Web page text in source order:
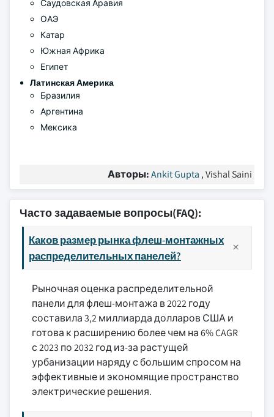
Саудовская Аравия
ОАЭ
Катар
Южная Африка
Египет
Латинская Америка
Бразилия
Аргентина
Мексика
Авторы:Ankit Gupta , Vishal Saini
Часто задаваемые вопросы(FAQ):
Каков размер рынка флеш-монтажных
распределительных панелей?
Рыночная оценка распределительной
панели для флеш-монтажа в 2022 году
составила 3,2 миллиарда долларов США и
готова к расширению более чем на 6% CAGR
с 2023 по 2032 год из-за растущей
урбанизации наряду с большим спросом на
эффективные и экономящие пространство
электрические решения.